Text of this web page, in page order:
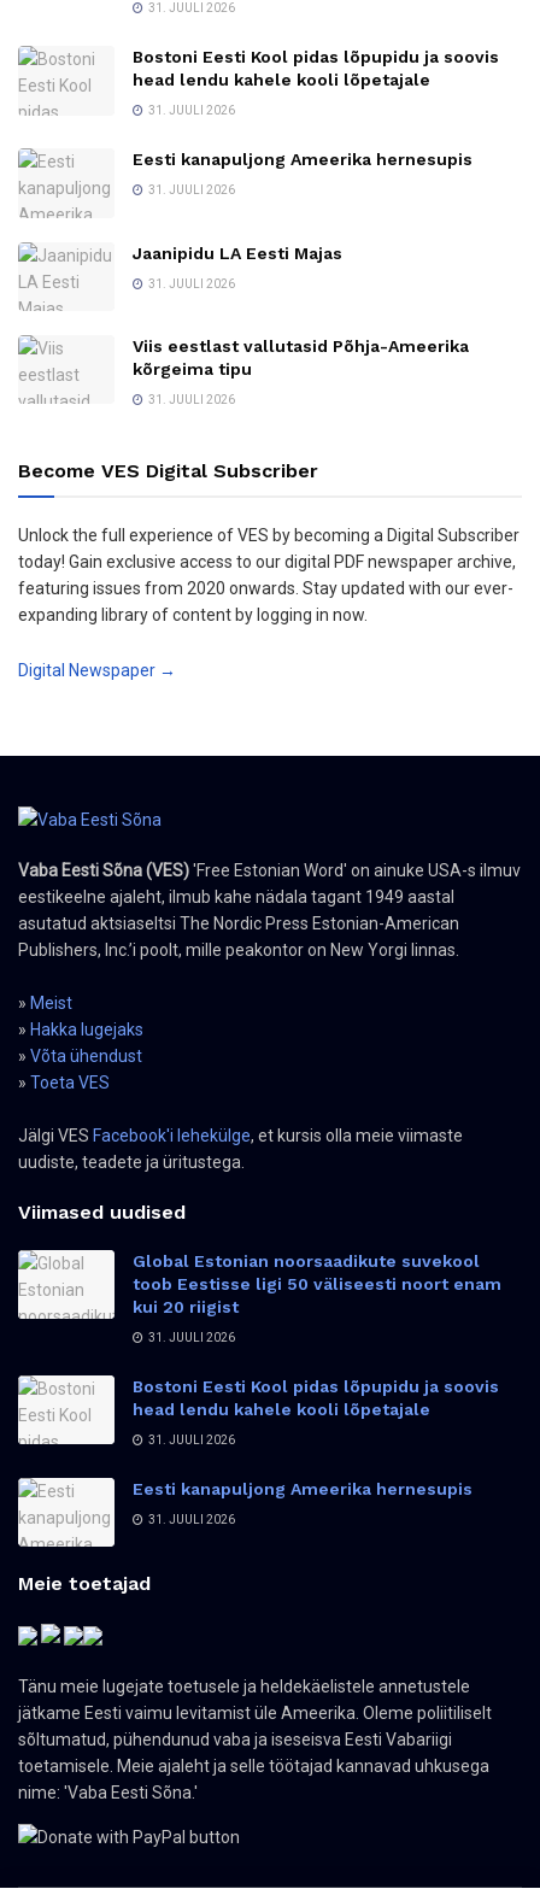
31. JUULI 2026
Bostoni Eesti Kool pidas lõpupidu ja soovis
head lendu kahele kooli lõpetajale
31. JUULI 2026
Eesti kanapuljong Ameerika hernesupis
31. JUULI 2026
Jaanipidu LA Eesti Majas
31. JUULI 2026
Viis eestlast vallutasid Põhja-Ameerika
kõrgeima tipu
31. JUULI 2026
Become VES Digital Subscriber
Unlock the full experience of VES by becoming a Digital Subscriber
today! Gain exclusive access to our digital PDF newspaper archive,
featuring issues from 2020 onwards. Stay updated with our ever-
expanding library of content by logging in now.
Digital Newspaper →
Vaba Eesti Sõna (VES)'Free Estonian Word' on ainuke USA-s ilmuv
eestikeelne ajaleht, ilmub kahe nädala tagant 1949 aastal
asutatud aktsiaseltsi The Nordic Press Estonian-American
Publishers, Inc.’i poolt, mille peakontor on New Yorgi linnas.
» Meist
» Hakka lugejaks
» Võta ühendust
» Toeta VES
Jälgi VES Facebook'i lehekülge, et kursis olla meie viimaste
uudiste, teadete ja üritustega.
Viimased uudised
Global Estonian noorsaadikute suvekool
toob Eestisse ligi 50 väliseesti noort enam
kui 20 riigist
31. JUULI 2026
Bostoni Eesti Kool pidas lõpupidu ja soovis
head lendu kahele kooli lõpetajale
31. JUULI 2026
Eesti kanapuljong Ameerika hernesupis
31. JUULI 2026
Meie toetajad
Tänu meie lugejate toetusele ja heldekäelistele annetustele
jätkame Eesti vaimu levitamist üle Ameerika. Oleme poliitiliselt
sõltumatud, pühendunud vaba ja iseseisva Eesti Vabariigi
toetamisele. Meie ajaleht ja selle töötajad kannavad uhkusega
nime: 'Vaba Eesti Sõna.'